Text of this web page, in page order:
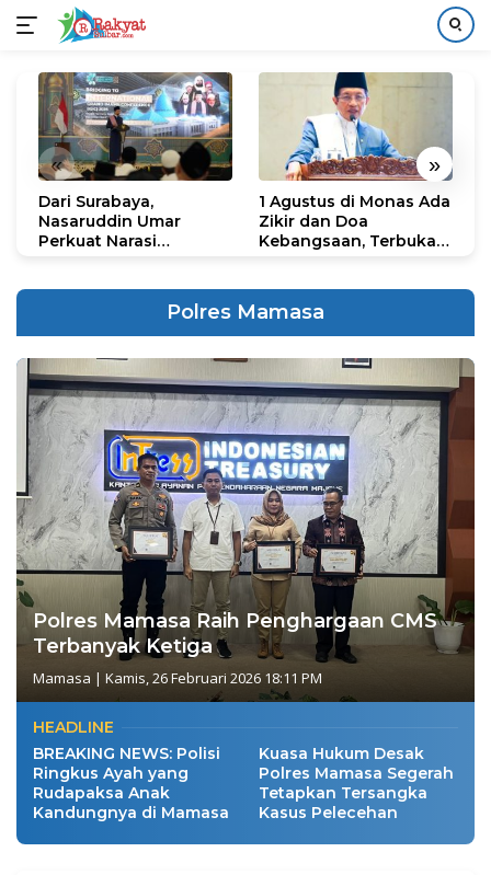
konten
« »
Dari Surabaya,
Nasaruddin Umar
Perkuat Narasi
1 Agustus di Monas Ada
Zikir dan Doa
Kebangsaan, Terbuka
Polres Mamasa
Polres Mamasa Raih Penghargaan CMS
Terbanyak Ketiga
Mamasa | Kamis, 26 Februari 2026 18:11 PM
HEADLINE
BREAKING NEWS: Polisi
Ringkus Ayah yang
Rudapaksa Anak
Kandungnya di Mamasa
Kuasa Hukum Desak
Polres Mamasa Segerah
Tetapkan Tersangka
Kasus Pelecehan